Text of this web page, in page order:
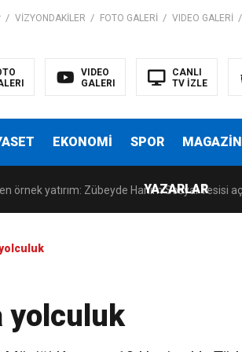
VİZYONDAKİLER FOTO GALERİ VIDEO GALERİ
VIDEO
GALERI
CANLI
TV İZLE
EKONOMİ SPOR MAGAZİN
YAZARLAR
Buluştu
rolü Kültürel Miras Söyleşileri’nde ele alındı
örnek yatırım: Zübeyde Hanım Sosyal Tesisi
rolü Kültürel Miras Söyleşileri’nde ele alındı
yolculuk